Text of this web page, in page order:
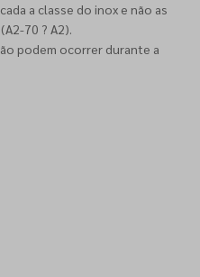
a classe do inox e não as
70 ? A2).
podem ocorrer durante a